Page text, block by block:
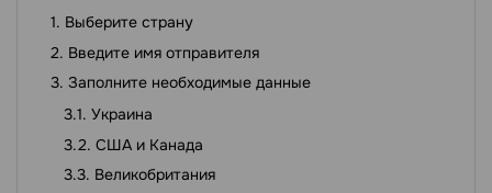
Выберите страну
Введите имя отправителя
Заполните необходимые данные
Украина
США и Канада
Великобритания